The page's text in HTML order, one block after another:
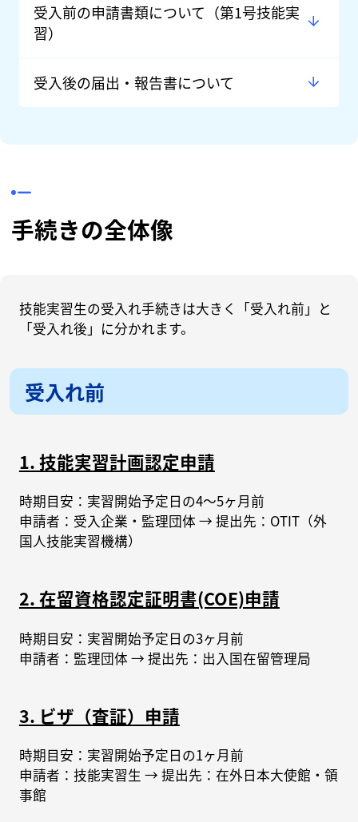
受入前の申請書類について（第1号技能実
習）
受入後の届出・報告書について
手続きの全体像
技能実習生の受入れ手続きは大きく「受入れ前」と
「受入れ後」に分かれます。
受入れ前
1. 技能実習計画認定申請
時期目安：実習開始予定日の4〜5ヶ月前
申請者：受入企業・監理団体 → 提出先：OTIT（外
国人技能実習機構）
2. 在留資格認定証明書(COE)申請
時期目安：実習開始予定日の3ヶ月前
申請者：監理団体 → 提出先：出入国在留管理局
3. ビザ（査証）申請
時期目安：実習開始予定日の1ヶ月前
申請者：技能実習生 → 提出先：在外日本大使館・領
事館